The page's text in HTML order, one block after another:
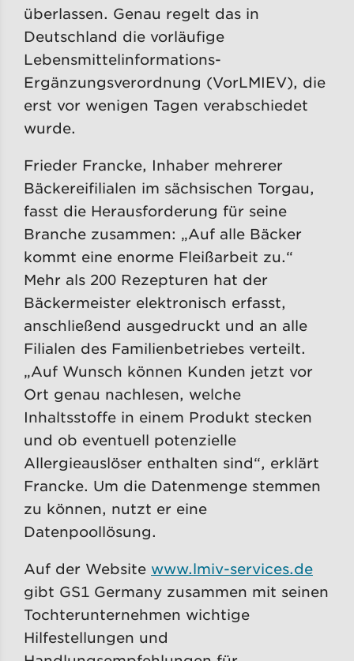
überlassen. Genau regelt das in
Deutschland die vorläufige
Lebensmittelinformations-
Ergänzungsverordnung (VorLMIEV), die
erst vor wenigen Tagen verabschiedet
wurde.
Frieder Francke, Inhaber mehrerer
Bäckereifilialen im sächsischen Torgau,
fasst die Herausforderung für seine
Branche zusammen: „Auf alle Bäcker
kommt eine enorme Fleißarbeit zu.“
Mehr als 200 Rezepturen hat der
Bäckermeister elektronisch erfasst,
anschließend ausgedruckt und an alle
Filialen des Familienbetriebes verteilt.
„Auf Wunsch können Kunden jetzt vor
Ort genau nachlesen, welche
Inhaltsstoffe in einem Produkt stecken
und ob eventuell potenzielle
Allergieauslöser enthalten sind“, erklärt
Francke. Um die Datenmenge stemmen
zu können, nutzt er eine
Datenpoollösung.
Auf der Website www.lmiv-services.de
gibt GS1 Germany zusammen mit seinen
Tochterunternehmen wichtige
Hilfestellungen und